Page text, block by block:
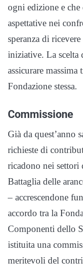
ogni edizione e
aspettative nei
speranza di
iniziative. La scelta
assicurare massima
Fondazione stessa.
Commissione
Già da quest’anno
richieste di
ricadono nei settori
Battaglia delle
– accrescendone
accordo tra la
Componenti dello
istituita una
meritevoli del